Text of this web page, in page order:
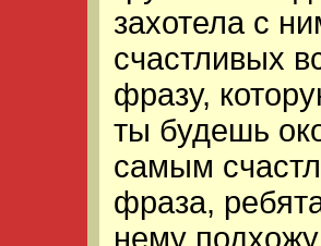
захотела с
счастливых
фразу,
ты будешь
самым
фраза,
нему